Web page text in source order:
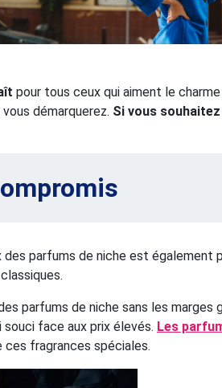
pour tous ceux qui aiment le charme
démarquerez. Si vous
parfums de niche est également
parfums de niche sans les marges
souci face aux prix élevés. Les
ces fragrances spéciales.